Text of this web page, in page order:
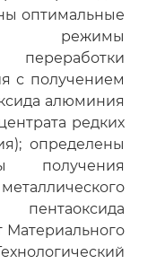
оптимальные
режимы
с получением
алюминия
редких
определены
получения
Материального